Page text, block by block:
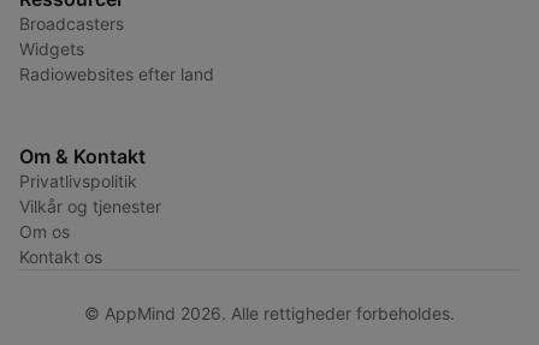
Broadcasters
Widgets
Radiowebsites efter land
Om & Kontakt
Privatlivspolitik
Vilkår og tjenester
Om os
Kontakt os
© AppMind 2026. Alle rettigheder forbeholdes.